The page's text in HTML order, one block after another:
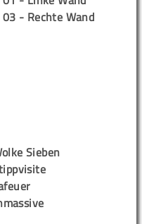
- Rechte Wand
Sieben